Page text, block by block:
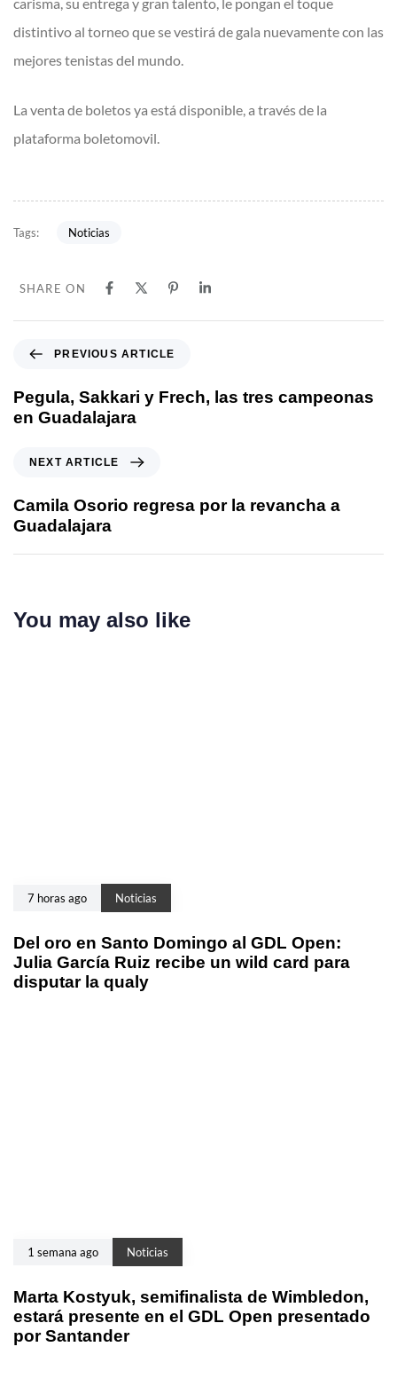
distintivo al torneo que se vestirá de gala nuevamente con las
mejores tenistas del mundo.
La venta de boletos ya está disponible, a través de la
plataforma boletomovil.
Tags: Noticias
SHARE ON
PREVIOUS ARTICLE
Pegula, Sakkari y Frech, las tres campeonas
en Guadalajara
NEXT ARTICLE
Camila Osorio regresa por la revancha a
Guadalajara
You may also like
7 horas ago Noticias
Del oro en Santo Domingo al GDL Open:
Julia García Ruiz recibe un wild card para
disputar la qualy
1 semana ago Noticias
Marta Kostyuk, semifinalista de Wimbledon,
estará presente en el GDL Open presentado
por Santander